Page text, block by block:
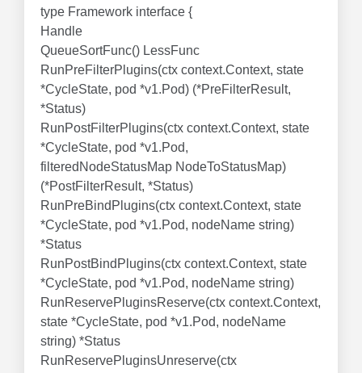
type Framework interface {
Handle
QueueSortFunc() LessFunc
RunPreFilterPlugins(ctx context.Context, state
*CycleState, pod *v1.Pod) (*PreFilterResult,
*Status)
RunPostFilterPlugins(ctx context.Context, state
*CycleState, pod *v1.Pod,
filteredNodeStatusMap NodeToStatusMap)
(*PostFilterResult, *Status)
RunPreBindPlugins(ctx context.Context, state
*CycleState, pod *v1.Pod, nodeName string)
*Status
RunPostBindPlugins(ctx context.Context, state
*CycleState, pod *v1.Pod, nodeName string)
RunReservePluginsReserve(ctx context.Context,
state *CycleState, pod *v1.Pod, nodeName
string) *Status
RunReservePluginsUnreserve(ctx